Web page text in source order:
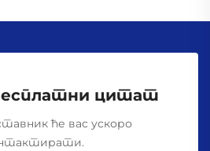
цитат
ће вас ускоро